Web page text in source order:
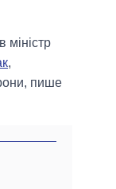
міністр
,
пише